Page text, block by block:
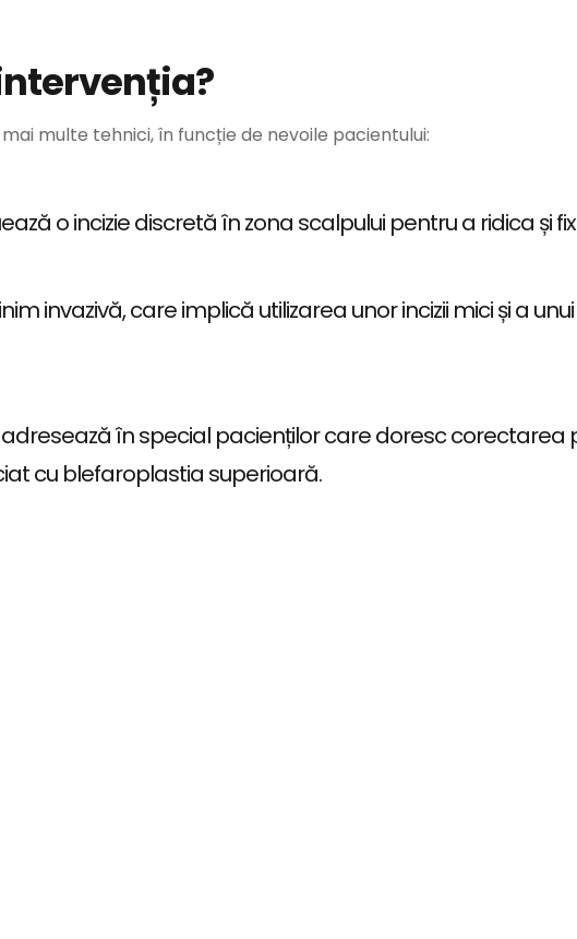
multe tehnici, în funcție de nevoile pacientului:
o incizie discretă în zona scalpului pentru a ridica și
invazivă, care implică utilizarea unor incizii mici și a
adresează în special pacienților care doresc corectarea
cu blefaroplastia superioară.